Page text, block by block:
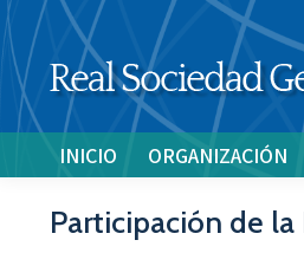
INICIO ORGANIZACIÓN
Participación de la